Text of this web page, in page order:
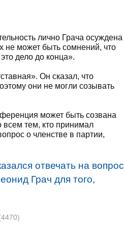
лично Грача осуждена
не может быть сомнений, что
дело до конца».
Он сказал, что
они не могли созывать
может быть созвана
всем тем, кто принимал
о членстве в партии,
отвечать на вопрос
Грач для того,